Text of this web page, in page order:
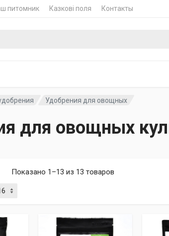
питомник Казкові поля Контакты
Удобрения для овощных
для овощных
Показано 1–13 из 13 товаров